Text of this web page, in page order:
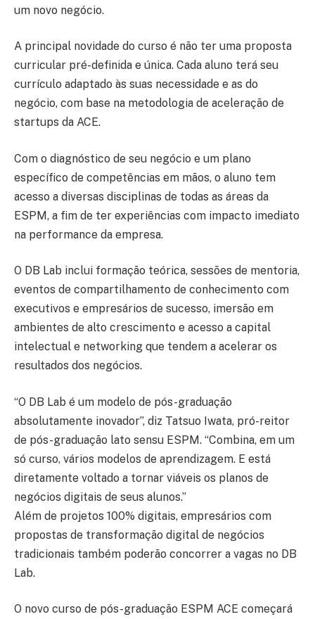
um novo negócio.
A principal novidade do curso é não ter uma proposta
curricular pré-definida e única. Cada aluno terá seu
currículo adaptado às suas necessidade e as do
negócio, com base na metodologia de aceleração de
startups da ACE.
Com o diagnóstico de seu negócio e um plano
específico de competências em mãos, o aluno tem
acesso a diversas disciplinas de todas as áreas da
ESPM, a fim de ter experiências com impacto imediato
na performance da empresa.
O DB Lab inclui formação teórica, sessões de mentoria,
eventos de compartilhamento de conhecimento com
executivos e empresários de sucesso, imersão em
ambientes de alto crescimento e acesso a capital
intelectual e networking que tendem a acelerar os
resultados dos negócios.
“O DB Lab é um modelo de pós-graduação
absolutamente inovador”, diz Tatsuo Iwata, pró-reitor
de pós-graduação lato sensu ESPM. “Combina, em um
só curso, vários modelos de aprendizagem. E está
diretamente voltado a tornar viáveis os planos de
negócios digitais de seus alunos.”
Além de projetos 100% digitais, empresários com
propostas de transformação digital de negócios
tradicionais também poderão concorrer a vagas no DB
Lab.
O novo curso de pós-graduação ESPM ACE começará